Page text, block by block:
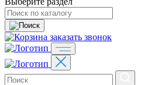
заказать звонок